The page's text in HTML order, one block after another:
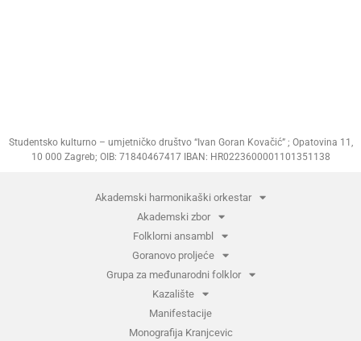
Studentsko kulturno – umjetničko društvo “Ivan Goran Kovačić” ; Opatovina 11,
10 000 Zagreb; OIB: 71840467417 IBAN: HR0223600001101351138
Akademski harmonikaški orkestar
Akademski zbor
Folklorni ansambl
Goranovo proljeće
Grupa za međunarodni folklor
Kazalište
Manifestacije
Monografija Kranjcevic